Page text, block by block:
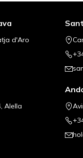
d'Aro
Alella